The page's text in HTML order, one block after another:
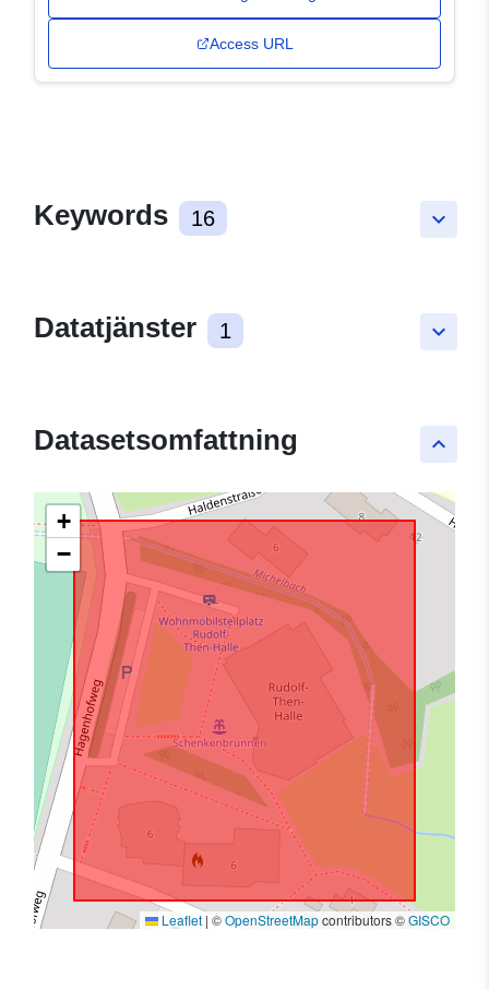
Access URL
keyboard_arrow_down
Keywords 16
keyboard_arrow_down
Datatjänster 1
keyboard_arrow_up
Datasetsomfattning
+
−
Leaflet | ©OpenStreetMapcontributors ©GISCO